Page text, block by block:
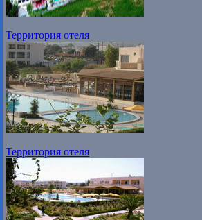
Территория отеля
Территория отеля